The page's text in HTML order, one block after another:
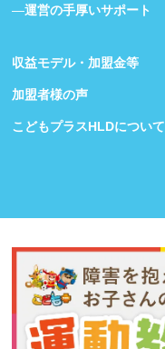
運営の手厚いサポート
収益モデル・加盟金等
加盟者様の声
こどもプラスHLDについて